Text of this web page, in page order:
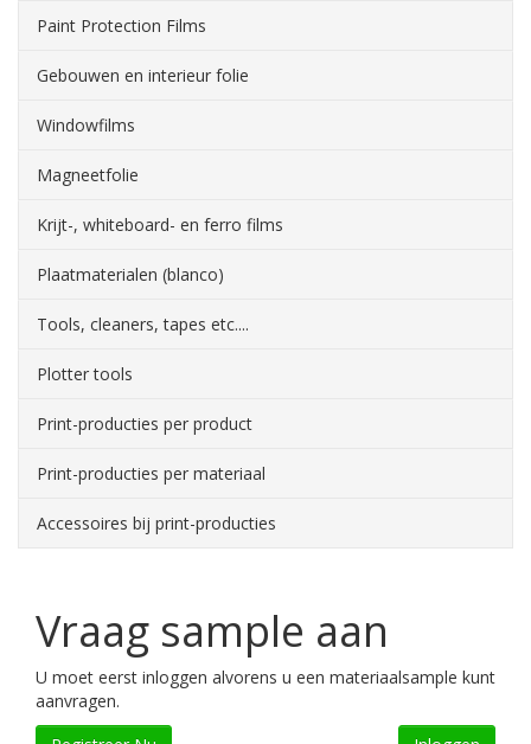
Paint Protection Films
Gebouwen en interieur folie
Windowfilms
Magneetfolie
Krijt-, whiteboard- en ferro films
Plaatmaterialen (blanco)
Tools, cleaners, tapes etc....
Plotter tools
Print-producties per product
Print-producties per materiaal
Accessoires bij print-producties
Vraag sample aan
U moet eerst inloggen alvorens u een materiaalsample kunt
aanvragen.